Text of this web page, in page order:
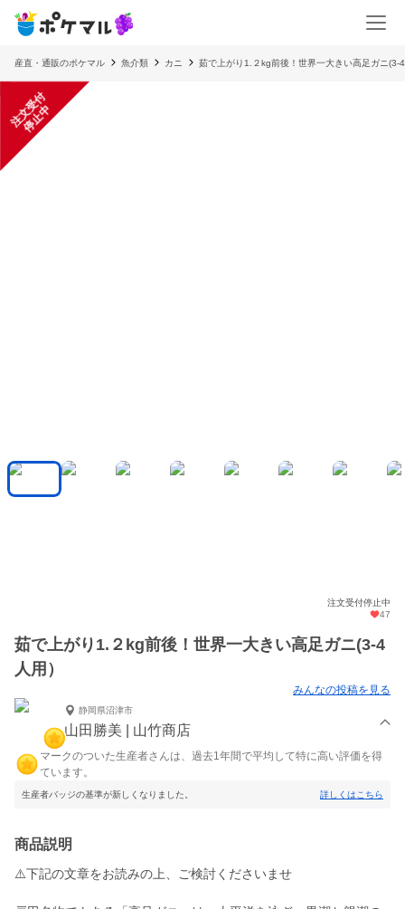
産直・通販のポケマル 魚介類 カニ 茹で上がり1.２kg前後！世界一大きい高足ガニ(3-
注
文
受
付
停
止
中
注文受付停止中
47
茹で上がり1.２kg前後！世界一大きい高足ガニ(3-4
人用）
みんなの投稿を見る
静岡県沼津市
山田勝美 | 山竹商店
マークのついた生産者さんは、過去1年間で平均して特に高い評価を得
ています。
生産者バッジの基準が新しくなりました。 詳しくはこちら
商品説明
⚠️下記の文章をお読みの上、ご検討くださいませ